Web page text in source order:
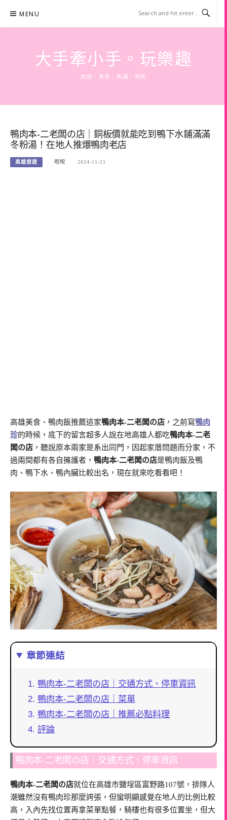
content
MENU
大手牽小手。玩樂趣
旅遊 | 美食 | 商攝 | 時尚
鴨肉本-二老闆の店｜銅板價就能吃到鴨下水鋪滿滿
冬粉湯！在地人推爆鴨肉老店
高雄旅遊 咬咬 2024-11-21
高雄美食、鴨肉飯推薦這家鴨肉本-二老闆の店 ，之前寫鴨肉
珍的時候，底下的留言超多人說在地高雄人都吃鴨肉本-二老
闆の店 ，聽說原本兩家是系出同門，因起家厝問題而分家，不
過兩間都有各自擁護者， 鴨肉本-二老闆の店是鴨肉飯及鴨
肉、鴨下水、鴨內臟比較出名，現在就來吃看看吧！
章節連結
鴨肉本-二老闆の店｜交通方式、停車資訊
鴨肉本-二老闆の店｜菜單
鴨肉本-二老闆の店｜推薦必點料理
評論
鴨肉本-二老闆の店｜交通方式、停車資訊
鴨肉本-二老闆の店就位在高雄市鹽埕區富野路107號，排隊人
潮雖然沒有鴨肉珍那麼誇張，但蠻明顯感覺在地人的比例比較
高，入內先找位置再拿菜單點餐，騎樓也有很多位置坐，但大